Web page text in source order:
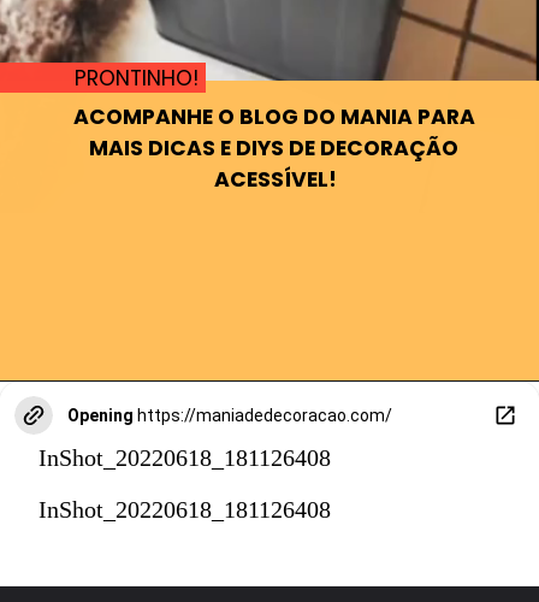
ACOMPANHE O BLOG DO MANIA PARA
MAIS DICAS E DIYS DE DECORAÇÃO
ACESSÍVEL!
PRONTINHO!
Opening https://maniadedecoracao.com/
InShot_20220618_181126408
InShot_20220618_181126408